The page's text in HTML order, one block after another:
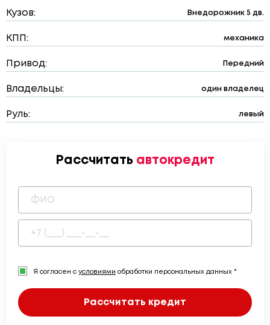
Кузов: Внедорожник 5 дв.
КПП: механика
Привод: Передний
Владельцы: один владелец
Руль: левый
Рассчитать автокредит
Я согласен с условиями обработки персональных данных *
Рассчитать кредит